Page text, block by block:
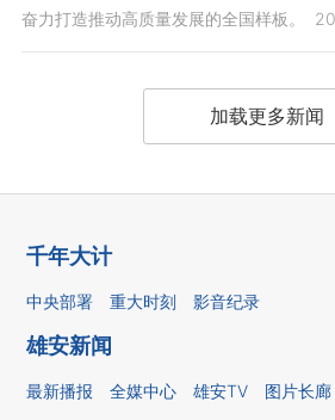
奋力打造推动高质量发展的全国样板。
加载更多新闻
千年大计
中央部署 重大时刻 影音纪录
雄安新闻
最新播报 全媒中心 雄安TV 图片长廊